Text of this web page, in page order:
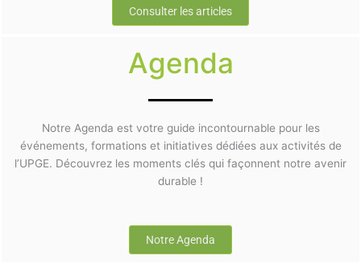
Consulter les articles
Agenda
Notre Agenda est votre guide incontournable pour les
événements, formations et initiatives dédiées aux activités de
l’UPGE. Découvrez les moments clés qui façonnent notre avenir
durable !
Notre Agenda